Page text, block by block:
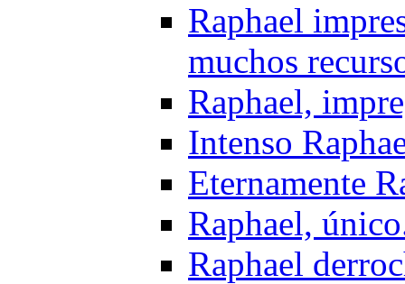
Raphael
muchos
Raphael,
Intenso
Eternamente
Raphael,
Raphael